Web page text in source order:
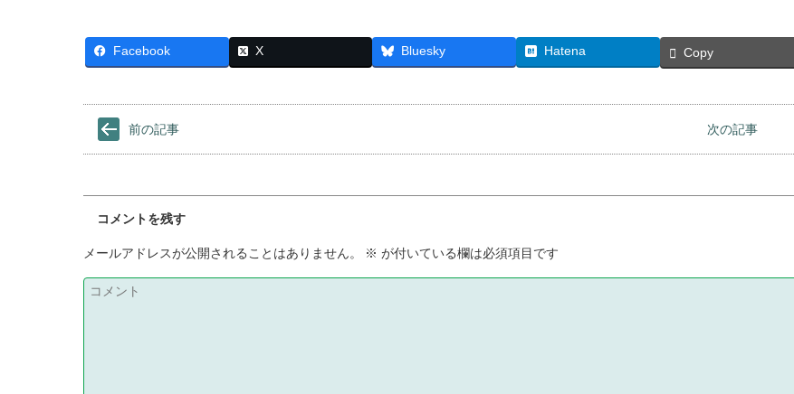
Facebook X Bluesky Hatena Copy
前の記事 次の記事
コメントを残す
メールアドレスが公開されることはありません。 ※ が付いている欄は必須項目です